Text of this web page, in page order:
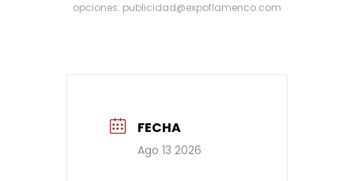
opciones: publicidad@expoflamenco.com
FECHA
Ago 13 2026